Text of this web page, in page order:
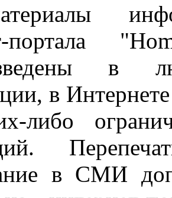
портала
в
в
либо
в СМИ